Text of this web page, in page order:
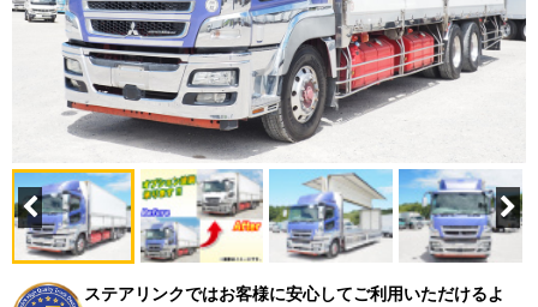
ステアリンクではお客様に安心してご利用いただけるよ